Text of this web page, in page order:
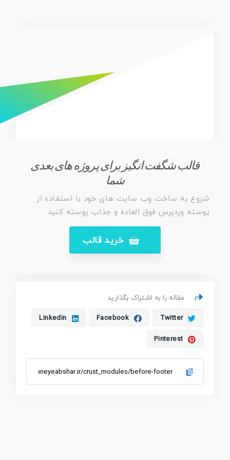
قالب شگفت انگیز برای پروژه های بعدی
شما
شروع به ساخت وب سایت های خود با استفاده از
پوسته وردپرس فوق العاده و جذاب پوسته کنید
خرید قالب
مقاله را به اشتراک بگذارید
Twitter
Facebook
Linkedin
Pinterest